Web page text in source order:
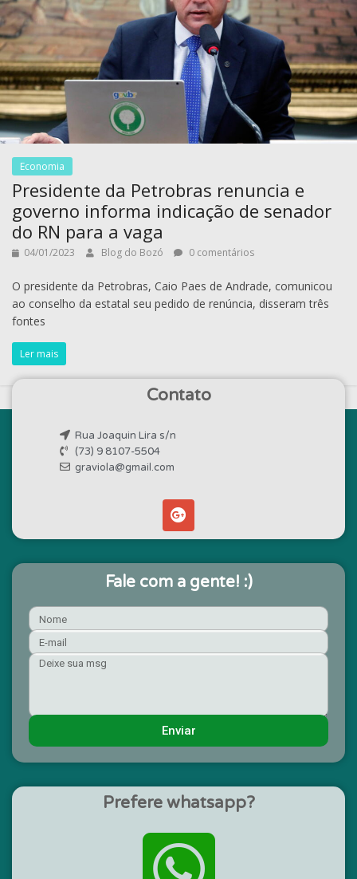
Economia
Presidente da Petrobras renuncia e
governo informa indicação de senador
do RN para a vaga
04/01/2023 Blog do Bozó 0 comentários
O presidente da Petrobras, Caio Paes de Andrade, comunicou
ao conselho da estatal seu pedido de renúncia, disseram três
fontes
Ler mais
Contato
Rua Joaquin Lira s/n
(73) 9 8107-5504
graviola@gmail.com
Fale com a gente! :)
Enviar
Prefere whatsapp?